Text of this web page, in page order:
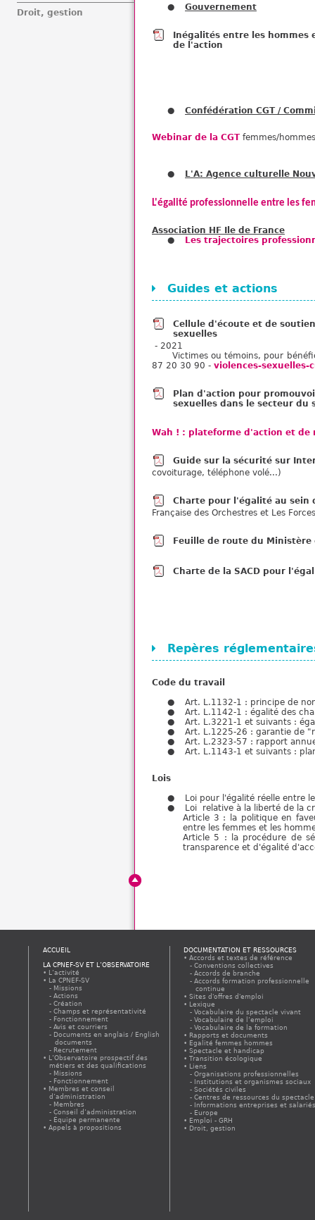
Gouvernement
Inégalités entre les
de l'action
Confédération CGT /
Webinar de la CGTfemmes/
L'A: Agence culturelle
L'égalité professionnelle entre les
Association HF Ile de France
Les trajectoires
Guides et actions
Cellule d'écoute et de
sexuelles
- 2021
Victimes ou témoins, pour
87 20 30 90 - violences-sexuelles-
Plan d'action pour
sexuelles dans le secteur du
Wah ! : plateforme d'action et de
Guide sur la sécurité sur
covoiturage, téléphone volé...)
Charte pour l'égalité au sein
Française des Orchestres et Les
Feuille de route du
Charte de la SACD pour
Repères
Code du travail
Art. L.1132-1 : principe de
Art. L.1142-1 : égalité des
Art. L.3221-1 et suivants :
Art. L.1225-26 : garantie de
Art. L.2323-57 : rapport
Art. L.1143-1 et suivants :
Lois
Loi pour l'égalité réelle entre
Loi relative à la liberté de la
Article 3 : la politique en
entre les femmes et les
Article 5 : la procédure de
transparence et d'égalité
Droit, gestion
ACCUEIL
LA CPNEF-SV ET L’OBSERVATOIRE
L’activité
La CPNEF-SV
Missions
Actions
Création
Champs et représentativité
Fonctionnement
Avis et courriers
Documents en anglais / English
documents
Recrutement
L’Observatoire prospectif des
métiers et des qualifications
Missions
Fonctionnement
Membres et conseil
d’administration
Membres
Conseil d’administration
Équipe permanente
Appels à propositions
DOCUMENTATION ET RESSOURCES
Accords et textes de référence
Conventions collectives
Accords de branche
Accords formation professionnelle
continue
Sites d'offres d'emploi
Lexique
Vocabulaire du spectacle vivant
Vocabulaire de l’emploi
Vocabulaire de la formation
Rapports et documents
Egalité femmes hommes
Spectacle et handicap
Transition écologique
Liens
Organisations professionnelles
Institutions et organismes sociaux
Sociétés civiles
Centres de ressources du spectacle
Informations entreprises et
Europe
Emploi - GRH
Droit, gestion